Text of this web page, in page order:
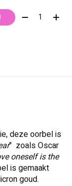
Aantal:
deze oorbel is
" zoals Oscar
oneself is the
is gemaakt
goud.